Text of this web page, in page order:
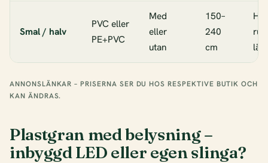
Smal / halv
PVC eller
PE+PVC
Med
eller
utan
150–
240
cm
ANNONSLÄNKAR – PRISERNA SER DU HOS RESPEKTIVE BUTIK OCH
KAN ÄNDRAS.
Plastgran med belysning –
inbyggd LED eller egen slinga?